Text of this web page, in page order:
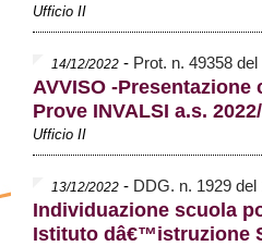
Ufficio II
14/12/2022 - Prot. n. 49358
AVVISO -
Prove INVALSI a.s.
Ufficio II
13/12/2022 - DDG. n. 1929 del
Individuazione scuola
Istituto dâ€™istruzione